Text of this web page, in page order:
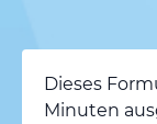
Dieses
Minuten